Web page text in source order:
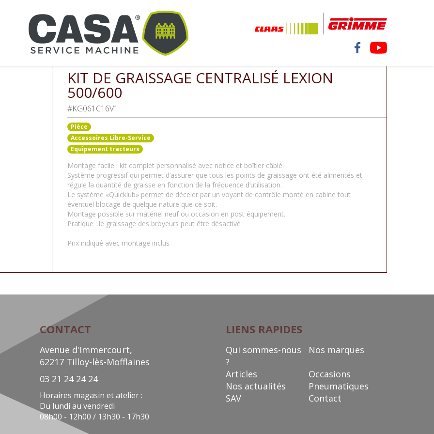
tracteurs Kit de graissage centralisé Lexion 500/600
KIT DE GRAISSAGE CENTRALISÉ LEXION
500/600
#KG061C16V1
Pièce
Accessoires Libre-Service
Equipement tracteurs
Montage facile : kit complet personnalisé avec notice et boîtier câblé.
Système progressif qui permet d’assurer que tous les points de graissage ont été alimentés et
régule la quantité de graisse en fonction de la fréquence d’utilisation.
Le système «Quicklub» permet de déceler par un voyant de contrôle monté en cabine tout
éventuel blocage de quelque nature que ce soit.
Montage possible sur matériel neuf ou occasion en post équipement.
Pratique : le graissage des broyeurs peut être désactivé
Prix indiqué avec montage inclus
CONTACT
Avenue d'Immercourt,
62217 Tilloy-lès-Mofflaines
03 21 24 24 24
Horaires magasin et atelier :
Du lundi au vendredi
08h00 - 12h00 / 13h30 - 17h30
LIENS RAPIDES
Qui sommes-nous
?
Nos marques
Articles
Occasions
Nos actualités
Pneumatiques
SAV
Contact